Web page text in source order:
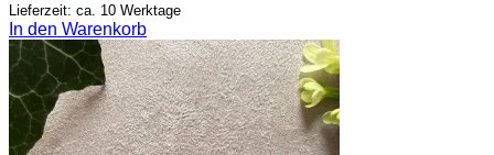
Lieferzeit: ca. 10 Werktage
In den Warenkorb